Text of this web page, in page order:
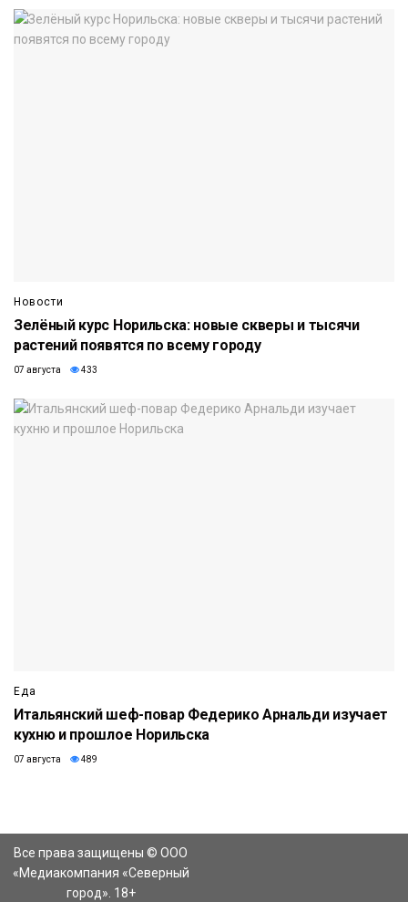
Новости
Зелёный курс Норильска: новые скверы и тысячи
растений появятся по всему городу
07 августа 433
Еда
Итальянский шеф-повар Федерико Арнальди изучает
кухню и прошлое Норильска
07 августа 489
Все права защищены © ООО
«Медиакомпания «Северный
город». 18+